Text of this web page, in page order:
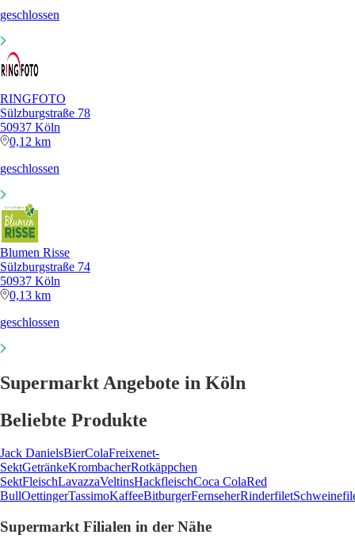
geschlossen
RINGFOTO
Sülzburgstraße 78
50937 Köln
0,12 km
geschlossen
Blumen Risse
Sülzburgstraße 74
50937 Köln
0,13 km
geschlossen
Supermarkt Angebote in Köln
Beliebte Produkte
Jack DanielsBierColaFreixenet-
SektGetränkeKrombacherRotkäppchen
SektFleischLavazzaVeltinsHackfleischCoca ColaRed
BullOettingerTassimoKaffeeBitburgerFernseherRinderfilet
Supermarkt Filialen in der Nähe